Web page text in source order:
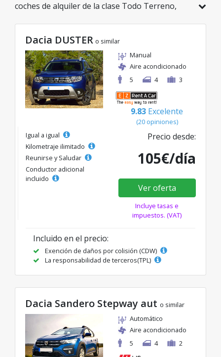
coches de alquiler de la clase Todo Terreno,
elegir el modelo ideal de la categoría
seleccionada, con tarifas excelentes desde solo
20€/día.
Dacia DUSTER o similar
Manual
Aire acondicionado
5
4 3
9.83 Excelente
(20 opiniones)
Igual a igual
Kilometraje ilimitado
Reunirse y Saludar
Conductor adicional
incluido
Precio desde:
105€/día
Ver oferta
Incluye tasas e
impuestos. (VAT)
Incluido en el precio:
Exención de daños por colisión (CDW)
La responsabilidad de terceros(TPL)
Dacia Sandero Stepway aut o similar
Automático
Aire acondicionado
5
4 2